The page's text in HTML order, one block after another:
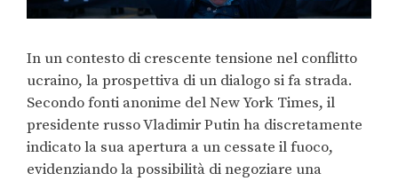
In un contesto di crescente tensione nel conflitto
ucraino, la prospettiva di un dialogo si fa strada.
Secondo fonti anonime del New York Times, il
presidente russo Vladimir Putin ha discretamente
indicato la sua apertura a un cessate il fuoco,
evidenziando la possibilità di negoziare una